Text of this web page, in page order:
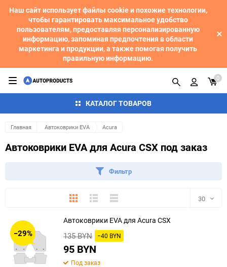
Наш сайт использует файлы cookie и похожие технологии,
чтобы гарантировать максимальное удобство
пользователям, предоставляя персонализированную
информацию, запоминая предпочтения в области
маркетинга и продукции, а также помогая получить
правильную информацию.
КАТАЛОГ ТОВАРОВ
0
Главная Автоковрики EVA Acura
Автоковрики EVA для Acura CSX под заказ
Фильтр
ПлиткаПодробноКомпактно 30
−29%
Автоковрики EVA для Acura CSX
135 BYN −40 BYN
95 BYN
Под заказ